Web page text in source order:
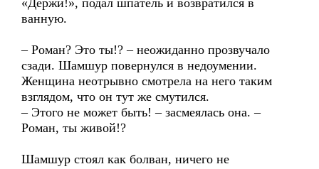
«Держи!», подал шпатель и возвратился в
ванную.
– Роман? Это ты!? – неожиданно прозвучало
сзади. Шамшур повернулся в недоумении.
Женщина неотрывно смотрела на него таким
взглядом, что он тут же смутился.
– Этого не может быть! – засмеялась она. –
Роман, ты живой!?
Шамшур стоял как болван, ничего не